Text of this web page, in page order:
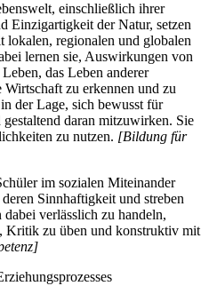
einschließlich ihrer
Einzigartigkeit der Natur, setzen
lokalen, regionalen und globalen
lernen sie, Auswirkungen von
das Leben anderer
zu erkennen und zu
der Lage, sich bewusst für
daran mitzuwirken. Sie
zu nutzen. [Bildung für
im sozialen Miteinander
Sinnhaftigkeit und streben
verlässlich zu handeln,
Kritik zu üben und konstruktiv mit